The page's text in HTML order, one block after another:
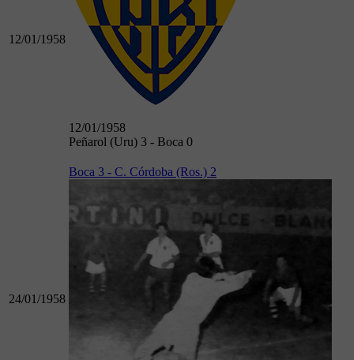
12/01/1958
12/01/1958
Peñarol (Uru) 3 - Boca 0
24/01/1958
Boca 3 - C. Córdoba (Ros.) 2